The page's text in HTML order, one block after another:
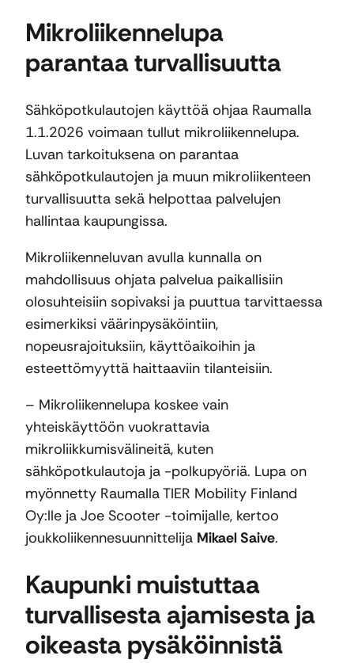
Mikroliikennelupa
parantaa turvallisuutta
Sähköpotkulautojen käyttöä ohjaa Raumalla
1.1.2026 voimaan tullut mikroliikennelupa.
Luvan tarkoituksena on parantaa
sähköpotkulautojen ja muun mikroliikenteen
turvallisuutta sekä helpottaa palvelujen
hallintaa kaupungissa.
Mikroliikenneluvan avulla kunnalla on
mahdollisuus ohjata palvelua paikallisiin
olosuhteisiin sopivaksi ja puuttua tarvittaessa
esimerkiksi väärinpysäköintiin,
nopeusrajoituksiin, käyttöaikoihin ja
esteettömyyttä haittaaviin tilanteisiin.
– Mikroliikennelupa koskee vain
yhteiskäyttöön vuokrattavia
mikroliikkumisvälineitä, kuten
sähköpotkulautoja ja -polkupyöriä. Lupa on
myönnetty Raumalla TIER Mobility Finland
Oy:lle ja Joe Scooter -toimijalle, kertoo
joukkoliikennesuunnittelija Mikael Saive.
Kaupunki muistuttaa
turvallisesta ajamisesta ja
oikeasta pysäköinnistä